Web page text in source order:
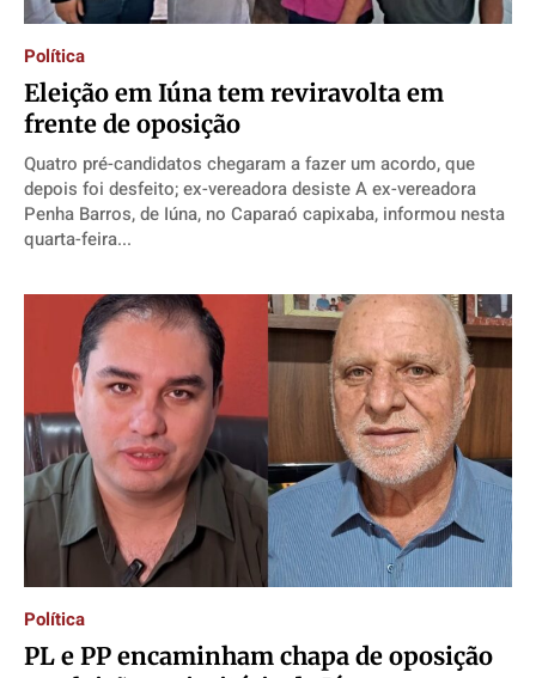
Direitos
Economia
Cultura
Colunas
Caetano Roque
Gustavo Bastos
Publicidade Legal
Anuncie
Quem Somos
Expediente
Contato
Anuncie
Termos de Uso
Direitos
Economia
Cultura
Colunas
Caetano Roque
Gustavo Bastos
Publicidade Legal
Anuncie
Quem Somos
Expediente
Contato
Anuncie
Termos de Uso
Direitos
Economia
Cultura
Colunas
Caetano Roque
Gustavo Bastos
Publicidade Legal
Anuncie
Quem Somos
Expediente
Contato
Anuncie
Termos de Uso
Direitos
Economia
Cultura
Colunas
Caetano Roque
Gustavo Bastos
Publicidade Legal
Anuncie
Quem Somos
Expediente
Contato
Anuncie
Termos de Uso
Política
Eleição em Iúna tem reviravolta em
frente de oposição
Quatro pré-candidatos chegaram a fazer um acordo, que
depois foi desfeito; ex-vereadora desiste A ex-vereadora
Penha Barros, de Iúna, no Caparaó capixaba, informou nesta
quarta-feira...
Política
PL e PP encaminham chapa de oposição